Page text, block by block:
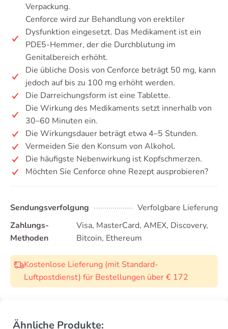
Verpackung.
Cenforce wird zur Behandlung von erektiler
Dysfunktion eingesetzt. Das Medikament ist ein
PDE5-Hemmer, der die Durchblutung im
Genitalbereich erhöht.
Die übliche Dosis von Cenforce beträgt 50 mg, kann
jedoch auf bis zu 100 mg erhöht werden.
Die Darreichungsform ist eine Tablette.
Die Wirkung des Medikaments setzt innerhalb von
30–60 Minuten ein.
Die Wirkungsdauer beträgt etwa 4–5 Stunden.
Vermeiden Sie den Konsum von Alkohol.
Die häufigste Nebenwirkung ist Kopfschmerzen.
Möchten Sie Cenforce ohne Rezept ausprobieren?
Sendungsverfolgung
Verfolgbare Lieferung
Zahlungs-
Methoden
Visa, MasterCard, AMEX, Discovery,
Bitcoin, Ethereum
Kostenlose Lieferung (mit Standard-
Luftpostdienst) für Bestellungen über € 172
Ähnliche Produkte: